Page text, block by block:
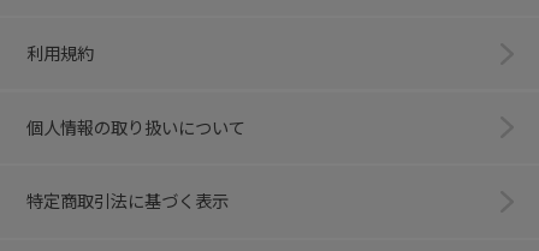
利用規約
個人情報の取り扱いについて
特定商取引法に基づく表示